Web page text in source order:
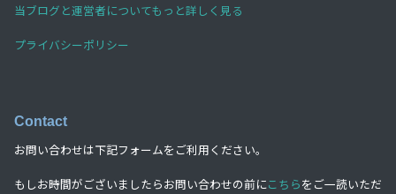
当ブログと運営者についてもっと詳しく見る
プライバシーポリシー
Contact
お問い合わせは下記フォームをご利用ください。
もしお時間がございましたらお問い合わせの前にこちらをご一読いただ